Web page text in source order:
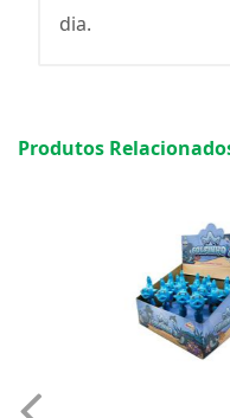
dia.
Produtos